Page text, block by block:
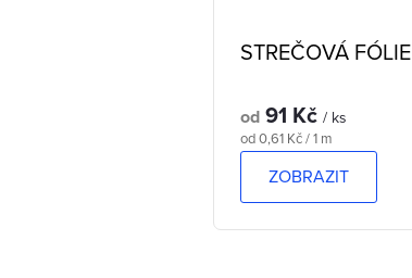
STREČOVÁ FÓLIE
od 91 Kč / ks
Měrná
od 0,61 Kč / 1 m
ZOBRAZIT